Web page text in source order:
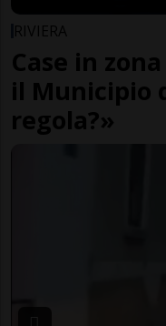
RIVIERA
Case in
il Municipio
regola?»